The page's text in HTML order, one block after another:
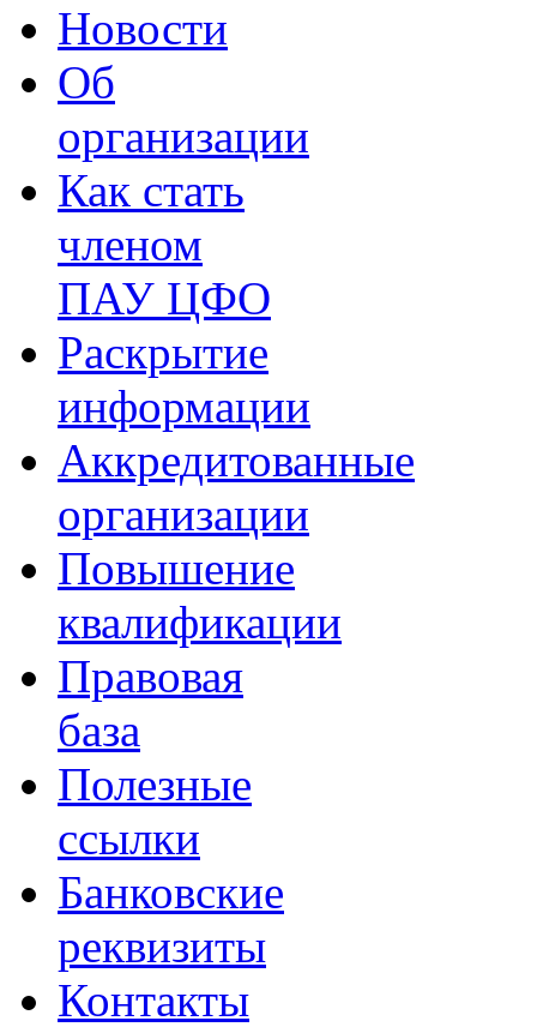
Новости
Об
организации
Как стать
членом
ПАУ ЦФО
Раскрытие
информации
Аккредитованные
организации
Повышение
квалификации
Правовая
база
Полезные
ссылки
Банковские
реквизиты
Контакты